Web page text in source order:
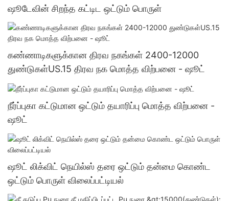
ஷூடேவின் சிறந்த கட்டிட ஒட்டும் பொருள்
கண்ணாடிகளுக்கான திரவ நகங்கள் 2400-12000
துண்டுகள்US.15 திரவ நக மொத்த விற்பனை - ஷூட்
நீர்ப்புகா கட்டுமான ஒட்டும் தயாரிப்பு மொத்த விற்பனை -
ஷூட்
ஷூட் லிக்விட் நெயில்ஸ் தரை ஒட்டும் தன்மை கொண்ட
ஒட்டும் பொருள் விலைப்பட்டியல்